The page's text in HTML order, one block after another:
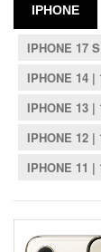
IPHONE
IPHONE 17
IPHONE 14 |
IPHONE 13 |
IPHONE 12 |
IPHONE 11 |